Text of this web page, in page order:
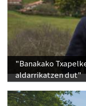
"Banakako
aldarrikatzen dut"